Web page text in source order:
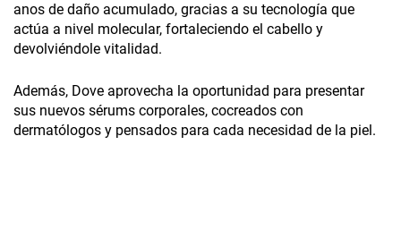
anos de daño acumulado, gracias a su tecnología que
actúa a nivel molecular, fortaleciendo el cabello y
devolviéndole vitalidad.
Además, Dove aprovecha la oportunidad para presentar
sus nuevos sérums corporales, cocreados con
dermatólogos y pensados para cada necesidad de la piel.